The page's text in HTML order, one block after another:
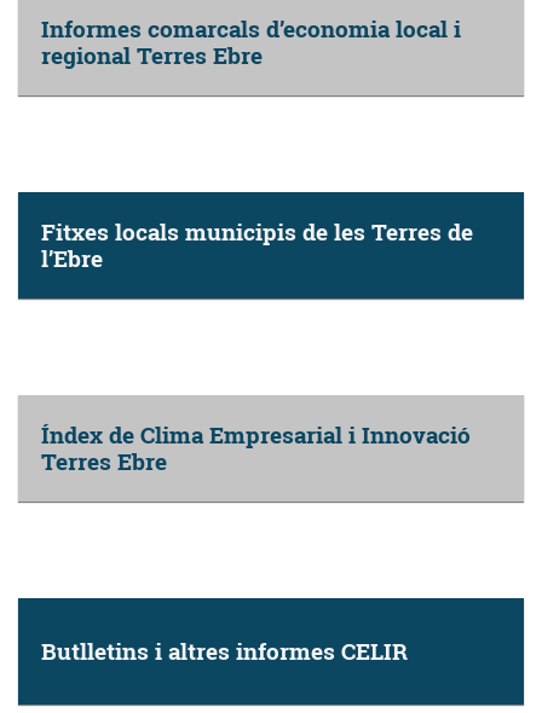
Informes comarcals d’economia local i
regional Terres Ebre
Fitxes locals municipis de les Terres de
l’Ebre
Índex de Clima Empresarial i Innovació
Terres Ebre
Butlletins i altres informes CELIR